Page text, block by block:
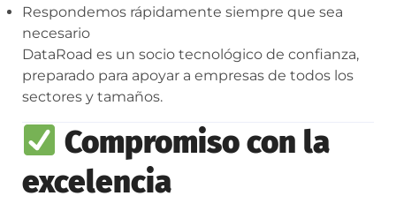
Respondemos rápidamente siempre que sea
necesario
DataRoad es un socio tecnológico de confianza,
preparado para apoyar a empresas de todos los
sectores y tamaños.
Compromiso con la
excelencia